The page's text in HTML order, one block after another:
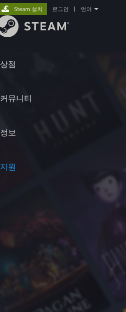
상점
커뮤니티
정보
지원
Steam 설치 로그인 언어